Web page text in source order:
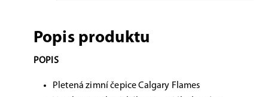
Popis produktu
POPIS
Pletená zimní čepice Calgary Flames